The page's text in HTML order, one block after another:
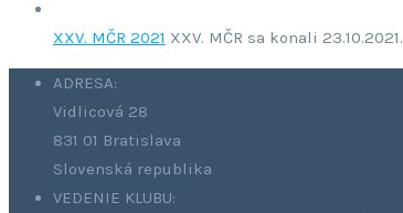
XXV. MČR 2021 XXV. MČR sa konali 23.10.2021.
ADRESA:
Vidlicová 28
831 01 Bratislava
Slovenská republika
VEDENIE KLUBU: